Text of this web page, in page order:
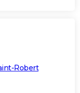
Robert